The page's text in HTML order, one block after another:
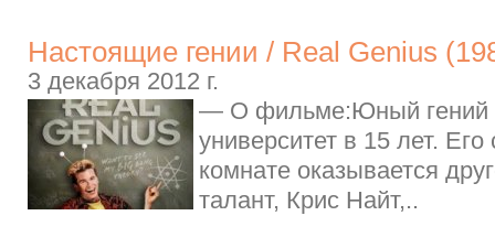
Настоящие гении / Real Genius
3 декабря 2012 г.
— О фильме:Юный гений
университет в 15 лет.
комнате оказывается
талант, Крис Найт,..